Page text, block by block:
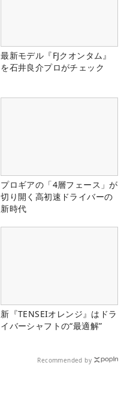
最新モデル『FJクオンタム』
を石井良介プロがチェック
プロギアの「4層フェース」が
切り開く高初速ドライバーの
新時代
新『TENSEIオレンジ』はドラ
イバーシャフトの“最適解”
Recommended by